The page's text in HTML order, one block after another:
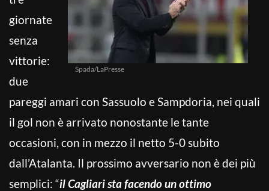
Spada/LaPresse
giornate
senza
vittorie:
due
pareggi amari con Sassuolo e Sampdoria, nei quali
il gol non è arrivato nonostante le tante
occasioni, con in mezzo il netto 5-0 subito
dall’Atalanta. Il prossimo avversario non è dei più
semplici: “il Cagliari sta facendo un ottimo